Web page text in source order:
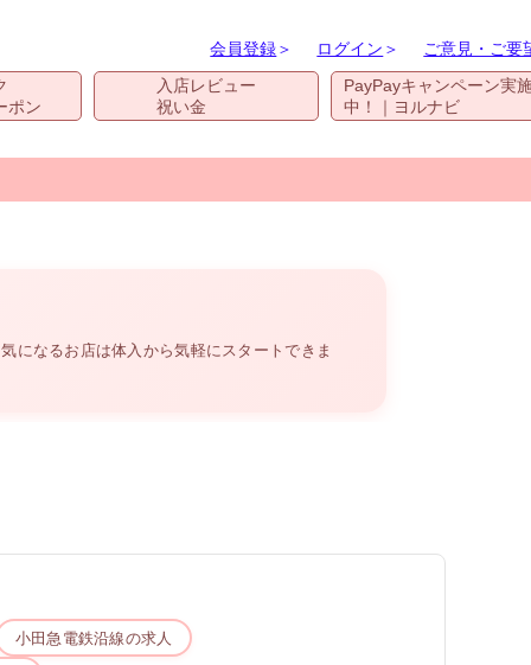
会員登録＞ ログイン ＞
ご意見・ご要
ポン
入店レビュー
祝い金
PayPayキャンペーン実
中！｜ヨルナビ
になるお店は体入から気軽にスタートできま
小田急電鉄沿線の求人